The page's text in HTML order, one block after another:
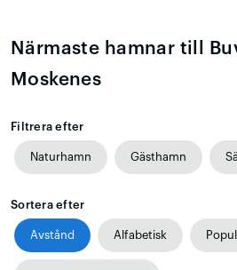
Närmaste hamnar till
Moskenes
Filtrera efter
Naturhamn Gästhamn
Sortera efter
Avstånd Alfabetisk